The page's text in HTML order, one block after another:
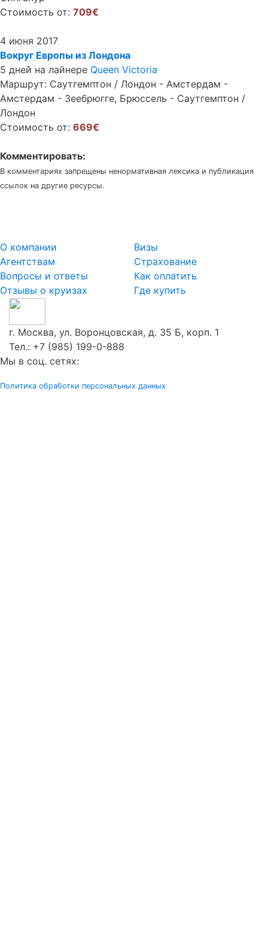
Стоимость от: 709€
4 июня 2017
Вокруг Европы из Лондона
5 дней на лайнере Queen Victoria
Маршрут: Саутгемптон / Лондон - Амстердам -
Амстердам - Зеебрюгге, Брюссель - Саутгемптон /
Лондон
Стоимость от: 669€
Комментировать:
В комментариях запрещены ненормативная лексика и публикация
ссылок на другие ресурсы.
О компании
Агентствам
Вопросы и ответы
Отзывы о круизах
Визы
Страхование
Как оплатить
Где купить
г. Москва, ул. Воронцовская, д. 35 Б, корп. 1
Тел.: +7 (985) 199-0-888
Мы в соц. сетях:
Политика обработки персональных данных